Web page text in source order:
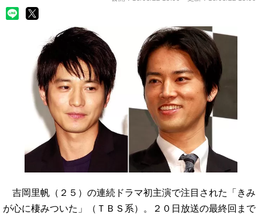
吉岡里帆（２５）の連続ドラマ初主演で注目された「きみ
が心に棲みついた」（ＴＢＳ系）。２０日放送の最終回まで